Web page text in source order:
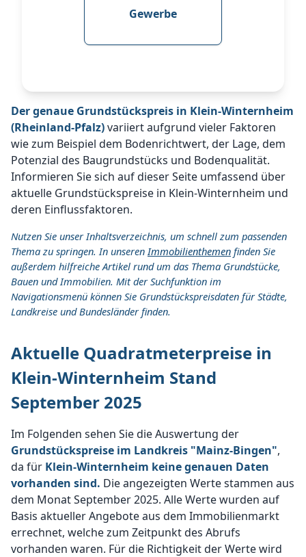
Gewerbe
Der genaue Grundstückspreis in Klein-Winternheim
(Rheinland-Pfalz)variiert aufgrund vieler Faktoren
wie zum Beispiel dem Bodenrichtwert, der Lage, dem
Potenzial des Baugrundstücks und Bodenqualität.
Informieren Sie sich auf dieser Seite umfassend über
aktuelle Grundstückspreise in Klein-Winternheim und
deren Einflussfaktoren.
Nutzen Sie unser Inhaltsverzeichnis, um schnell zum passenden
Thema zu springen. In unserenImmobilienthemen finden Sie
außerdem hilfreiche Artikel rund um das Thema Grundstücke,
Bauen und Immobilien. Mit der Suchfunktion im
Navigationsmenü können Sie Grundstückspreisdaten für Städte,
Landkreise und Bundesländer finden.
Aktuelle Quadratmeterpreise in
Klein-Winternheim Stand
September 2025
Im Folgenden sehen Sie die Auswertung der
Grundstückspreise im Landkreis "Mainz-Bingen",
da für Klein-Winternheim keine genauen Daten
vorhanden sind. Die angezeigten Werte stammen aus
dem Monat September 2025. Alle Werte wurden auf
Basis aktueller Angebote aus dem Immobilienmarkt
errechnet, welche zum Zeitpunkt des Abrufs
vorhanden waren. Für die Richtigkeit der Werte wird